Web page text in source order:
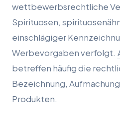
wettbewerbsrechtliche
Spirituosen,
einschlägiger
Werbevorgaben verfolgt.
betreffen häufig die
Bezeichnung,
Produkten.